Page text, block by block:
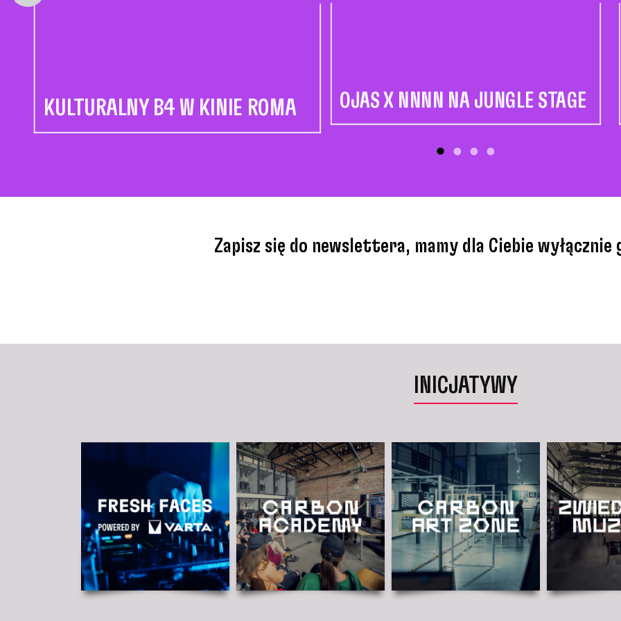
KULTURALNY B4 W KINIE ROMA OJAS X NNNN NA JUNGLE STAGE
Zapisz się do newslettera, mamy dla Ciebie wyłącznie
INICJATYWY